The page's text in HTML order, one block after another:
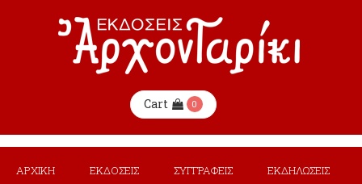
Cart 0
ΑΡΧΙΚΗ ΕΚΔΟΣΕΙΣ ΣΥΓΓΡΑΦΕΙΣ ΕΚΔΗΛΩΣΕΙΣ